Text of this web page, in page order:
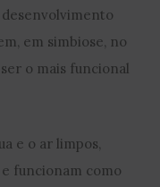
em simbiose, no
o mais funcional
e o ar limpos,
funcionam como